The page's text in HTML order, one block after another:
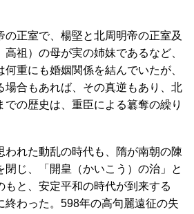
の正室で、楊堅と北周明帝の正室及
祖）の母が実の姉妹であるなど、
重にも婚姻関係を結んでいたが、
場合もあれば、その真逆もあり、北
での歴史は、重臣による簒奪の繰り
われた動乱の時代も、隋が南朝の陳
閉じ、「開皇（かいこう）の治」と
もと、安定平和の時代が到来する
終わった。598年の高句麗遠征の失